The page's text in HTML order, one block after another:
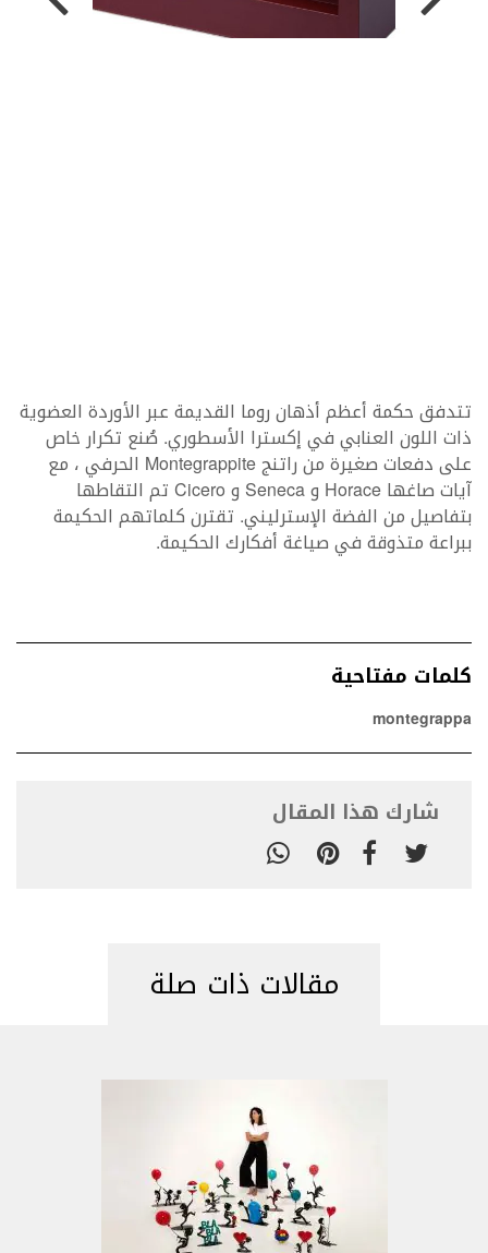
تتدفق حكمة أعظم أذهان روما القديمة عبر الأوردة العضوية
ذات اللون العنابي في إكسترا الأسطوري. صُنع تكرار خاص
على دفعات صغيرة من راتنج Montegrappite الحرفي ، مع
آيات صاغها Horace و Seneca و Cicero تم التقاطها
بتفاصيل من الفضة الإسترليني. تقترن كلماتهم الحكيمة
ببراعة متذوقة في صياغة أفكارك الحكيمة.
كلمات مفتاحية
montegrappa
شارك هذا المقال
مقالات ذات صلة